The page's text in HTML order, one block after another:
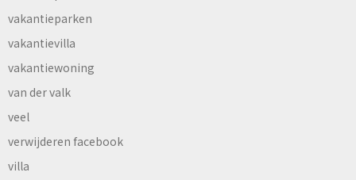
vakantieparken
vakantievilla
vakantiewoning
van der valk
veel
verwijderen facebook
villa